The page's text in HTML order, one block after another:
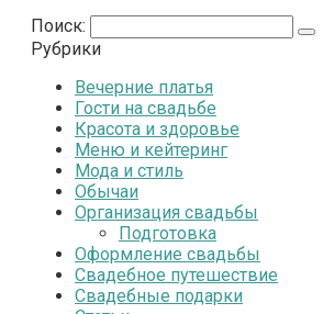
Поиск:
Рубрики
Вечерние платья
Гости на свадьбе
Красота и здоровье
Меню и кейтеринг
Мода и стиль
Обычаи
Организация свадьбы
Подготовка
Оформление свадьбы
Свадебное путешествие
Свадебные подарки